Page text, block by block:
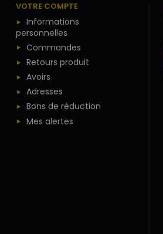
VOTRE COMPTE
Informations
personnelles
Commandes
Retours produit
Avoirs
Adresses
Bons de réduction
Mes alertes